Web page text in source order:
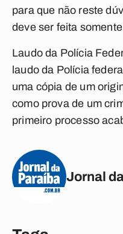
para que não reste
deve ser feita
Laudo da Polícia
laudo da Polícia
uma cópia de um
como prova de um
primeiro processo
Jornal